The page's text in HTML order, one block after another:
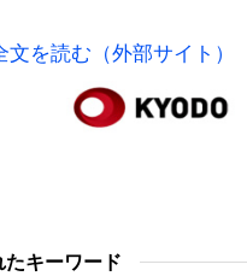
文を読む（外部サイト）
キーワード